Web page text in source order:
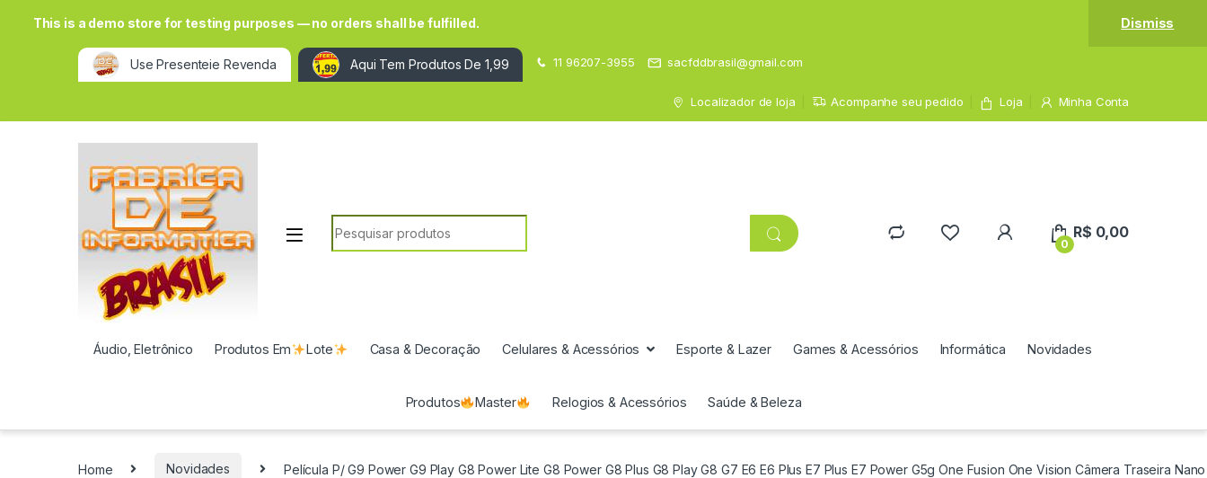
Use Presenteie Revenda Aqui Tem Produtos De 1,99 11 96207-3955 sacfddbrasil@gmail.com
Localizador de loja Acompanhe seu pedido Loja Minha Conta
Search for:
0
R$ 0,00
Áudio, Eletrônico Produtos Em Lote Casa & Decoração Celulares & Acessórios Esporte & Lazer Games & Acessórios Informática Novidades
Produtos Master Relogios & Acessórios Saúde & Beleza
Home Novidades Película P/ G9 Power G9 Play G8 Power Lite G8 Power G8 Plus G8 Play G8 G7 E6 E6 Plus E7 Plus E7 Power G5g One Fusion One Vision Câmera Traseira
This is a demo store for testing purposes — no orders shall be fulfilled. Dismiss